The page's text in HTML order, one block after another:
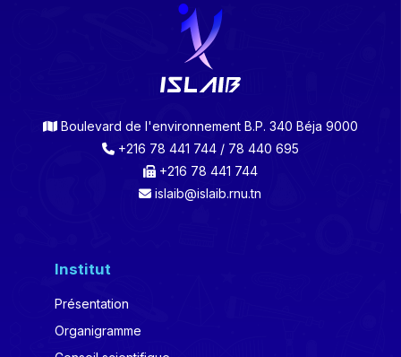
Boulevard de l'environnement B.P. 340 Béja 9000
+216 78 441 744 / 78 440 695
+216 78 441 744
islaib@islaib.rnu.tn
Institut
Présentation
Organigramme